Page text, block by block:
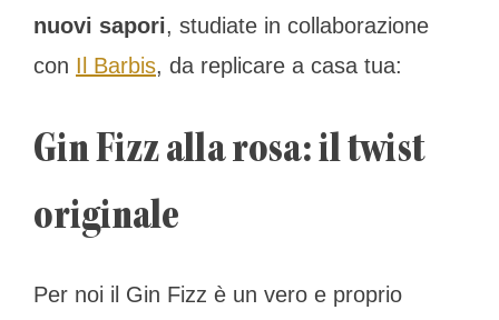
nuovi sapori, studiate in collaborazione
con Il Barbis, da replicare a casa tua:
Gin Fizz alla rosa: il twist
originale
Per noi il Gin Fizz è un vero e proprio